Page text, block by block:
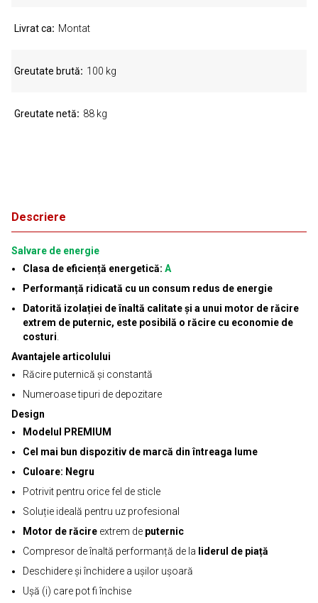
Descriere
Salvare de energie
Clasa de eficiență energetică: A
Performanță ridicată cu un consum redus de energie
Datorită izolației de înaltă calitate și a unui motor de răcire
extrem de puternic, este posibilă o răcire cu economie de
costuri
Avantajele articolului
Răcire puternică și constantă
Numeroase tipuri de depozitare
Design
Modelul PREMIUM
Cel mai bun dispozitiv de marcă din întreaga lume
Culoare: Negru
Potrivit pentru orice fel de sticle
Soluție ideală pentru uz profesional
Motor de răcire extrem de puternic
Compresor de înaltă performanță de la liderul de piață
Deschidere și închidere a ușilor ușoară
Ușă (i) care pot fi închise
Livrat ca Montat
Greutate brută 100 kg
Greutate netă 88 kg